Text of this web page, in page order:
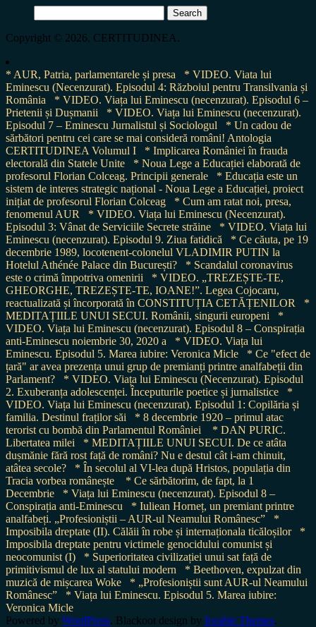
for:
Copyright © 2026, CERTITUDINEA.
* AUR, Patria, parlamentarele și presa
* VIDEO. Viata lui
Eminescu (Necenzurat). Episodul 4: Războiul pentru Transilvania și
România
* VIDEO. Viața lui Eminescu (necenzurat). Episodul 6 –
Prietenii și Dușmanii
* VIDEO. Viața lui Eminescu (necenzurat).
Episodul 7 – Eminescu Jurnalistul și Sociologul
* Un cadou de
sărbători pentru cei care se mai consideră români! Antologia
CERTITUDINEA Volumul I
* Implicarea României în frauda
electorală din Statele Unite
* Noua Lege a Educației elaborată de
profesorul Florian Colceag. Principii generale
* Educația este un
sistem de interes strategic național - Noua Lege a Educației, proiect
inițiat de profesorul Florian Colceag
* Cum am ratat noi, presa,
fenomenul AUR
* VIDEO. Viața lui Eminescu (Necenzurat).
Episodul 3: Vânat de Serviciile Secrete străine
* VIDEO. Viața lui
Eminescu (necenzurat). Episodul 9. Ziua fatidică
* Ce căuta, pe 19
decembrie 1989, locotenent-colonelul VLADIMIR PUTIN la
Hotelul Athénée Palace din București?
* Scandalul coronavirus
este o crimă împotriva omenirii
* VIDEO. „TREZEȘTE-TE,
GHEORGHE, TREZEȘTE-TE, IOANE!”. Legea Cojocaru,
reactualizată și încorporată în CONSTITUȚIA CETĂȚENILOR
*
MEDITAȚIILE UNUI SECUI. Românii, singurii europeni
*
VIDEO. Viața lui Eminescu (necenzurat). Episodul 8 – Conspirația
anti-Eminescu noiembrie 30, 2020 a
* VIDEO. Viața lui
Eminescu. Episodul 5. Marea iubire: Veronica Micle
* Ce "efect de
țară" ar avea prezența unui grup de premianți printre analfabeții din
Parlament?
* VIDEO. Viața lui Eminescu (Necenzurat). Episodul
2. Exuberanța adolescenței. Începuturile poetice și jurnalistice
*
VIDEO. Viața lui Eminescu (necenzurat). Episodul 1: Copilăria și
familia. Destinul fraților săi
* 8 decembrie 1920 – primul atac
terorist cu bombă din Parlamentul României
* DAN PURIC.
Libertatea milei
* MEDITAȚIILE UNUI SECUI. De ce atâta
dușmănie fără rost față de români? Nu e destul cât i-am chinuit,
atâtea secole?
* În secolul al VI-lea după Hristos, populația din
Tracia vorbea românește
* Ce sărbătorim, de fapt, la 1
Decembrie
* Viața lui Eminescu (necenzurat). Episodul 8 –
Conspirația anti-Eminescu
* Iuliean Horneț, un premiant printre
analfabeți. „Profesioniștii – AUR-ul Neamului Românesc”
*
Imposibila dreptate (II). Călăii în robe și internaționala ticăloșilor
*
Imposibila dreptate pentru victimele genocidului comunist și
neocomunist (I)
* Superioritatea civilizației unui sat față de
primitivismul de lux al statului modern
* Beethoven, expulzat din
muzică de mișcarea Woke
* „Profesioniștii sunt AUR-ul Neamului
Românesc”
* Viața lui Eminescu. Episodul 5. Marea iubire:
Veronica Micle
Powered by WordPress. Blackoot design by Iceable Themes.